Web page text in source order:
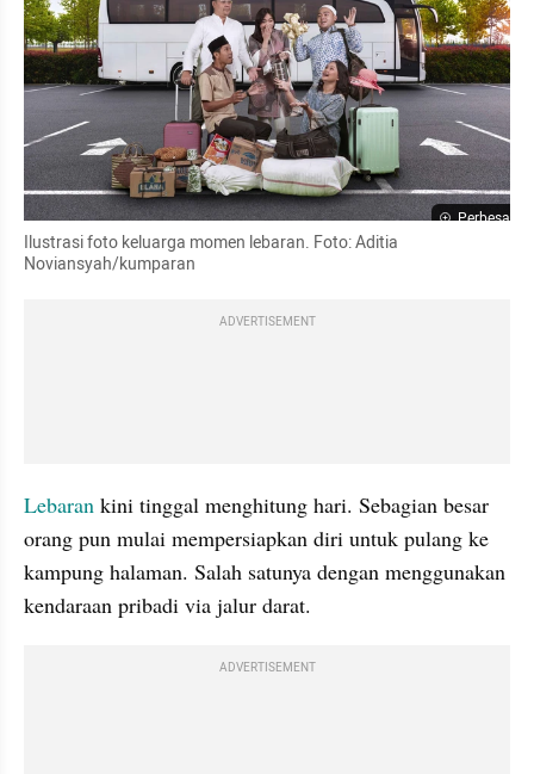
Perbesar
Ilustrasi foto keluarga momen lebaran. Foto: Aditia
Noviansyah/kumparan
ADVERTISEMENT
Lebaran kini tinggal menghitung hari. Sebagian besar
orang pun mulai mempersiapkan diri untuk pulang ke
kampung halaman. Salah satunya dengan menggunakan
kendaraan pribadi via jalur darat.
ADVERTISEMENT